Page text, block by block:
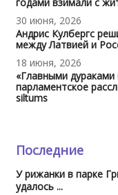
30 июня, 2026
Андрис Кулбергс
между Латвией и
18 июня, 2026
«Главными
парламентское
siltums
Последние
У рижанки в парке
удалось ...